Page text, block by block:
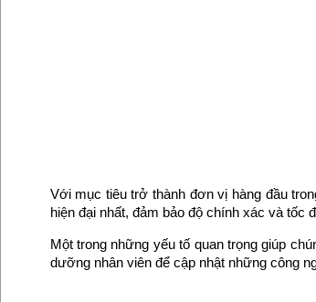
Với mục tiêu trở thành đơn vị hàng đầu
hiện đại nhất, đảm bảo độ chính xác và
Một trong những yếu tố quan trọng giúp
dưỡng nhân viên để cập nhật những công